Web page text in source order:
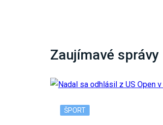
Zaujímavé správy
ŠPORT